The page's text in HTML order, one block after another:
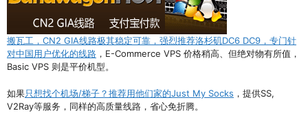
搬瓦工，CN2 GIA线路极其稳定可靠，强烈推荐洛杉矶DC6 DC9，专门针
对中国用户优化的线路 ，E-Commerce VPS 价格稍高、但绝对物有所值，
Basic VPS 则是平价机型。
如果只想找个机场/梯子？推荐用他们家的Just My Socks ，提供SS,
V2Ray等服务，同样的高质量线路，省心免折腾。